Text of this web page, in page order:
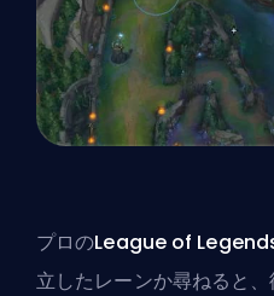
プロのLeague of
立したレーンか尋ねると